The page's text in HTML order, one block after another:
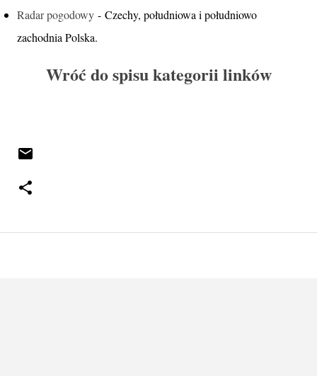
Radar pogodowy - Czechy, południowa i południowo
zachodnia Polska.
Wróć do spisu kategorii linków